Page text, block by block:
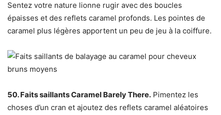
Sentez votre nature lionne rugir avec des boucles
épaisses et des reflets caramel profonds. Les pointes de
caramel plus légères apportent un peu de jeu à la coiffure.
50. Faits saillants Caramel Barely There. Pimentez les
choses d’un cran et ajoutez des reflets caramel aléatoires